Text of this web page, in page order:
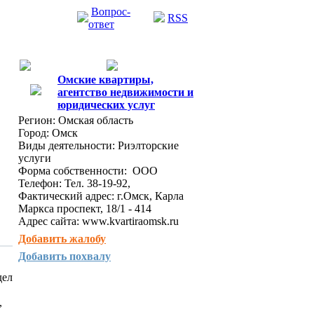
Вопрос-
ответ
RSS
Омские квартиры,
агентство недвижимости и
юридических услуг
Регион: Омская область
Город: Омск
Виды деятельности: Риэлторские
услуги
Форма собственности: ООО
Телефон: Тел. 38-19-92,
Фактический адрес: г.Омск, Карла
Маркса проспект, 18/1 - 414
Адрес сайта: www.kvartiraomsk.ru
Добавить жалобу
Добавить похвалу